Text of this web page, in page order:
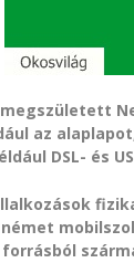
az
DSL- és